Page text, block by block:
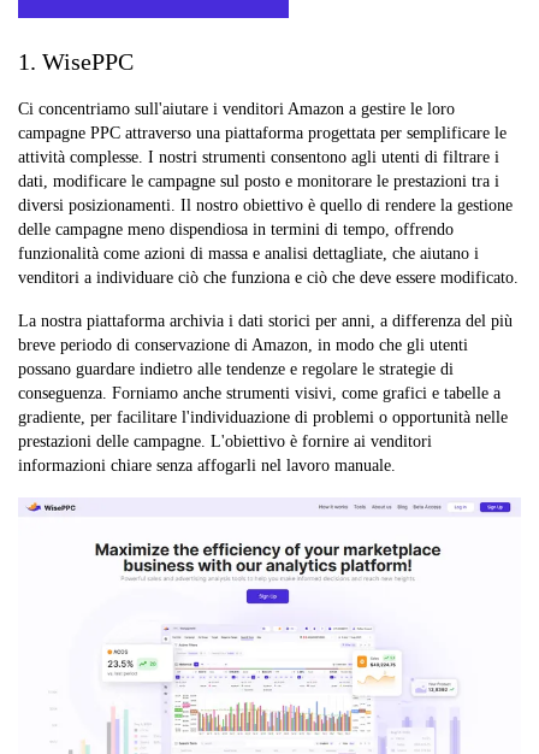
1. WisePPC
Ci concentriamo sull'aiutare i venditori Amazon a gestire le loro
campagne PPC attraverso una piattaforma progettata per semplificare le
attività complesse. I nostri strumenti consentono agli utenti di filtrare i
dati, modificare le campagne sul posto e monitorare le prestazioni tra i
diversi posizionamenti. Il nostro obiettivo è quello di rendere la gestione
delle campagne meno dispendiosa in termini di tempo, offrendo
funzionalità come azioni di massa e analisi dettagliate, che aiutano i
venditori a individuare ciò che funziona e ciò che deve essere modificato.
La nostra piattaforma archivia i dati storici per anni, a differenza del più
breve periodo di conservazione di Amazon, in modo che gli utenti
possano guardare indietro alle tendenze e regolare le strategie di
conseguenza. Forniamo anche strumenti visivi, come grafici e tabelle a
gradiente, per facilitare l'individuazione di problemi o opportunità nelle
prestazioni delle campagne. L'obiettivo è fornire ai venditori
informazioni chiare senza affogarli nel lavoro manuale.